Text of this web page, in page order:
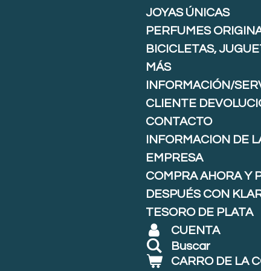
JOYAS ÚNICAS
PERFUMES
BICICLETAS,
MÁS
INFORMACIÓN/
CLIENTE
CONTACTO
INFORMACION DE
EMPRESA
COMPRA AHORA Y
DESPUÉS CON
TESORO DE PLATA
CUENTA
Buscar
CARRO DE LA